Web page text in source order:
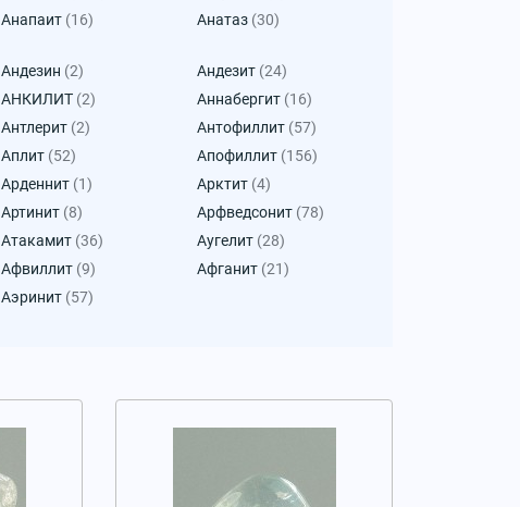
Анапаит (16) Анатаз (30)
Андезин (2) Андезит (24)
АНКИЛИТ (2) Аннабергит (16)
Антлерит (2) Антофиллит (57)
Аплит (52) Апофиллит (156)
Арденнит (1) Арктит (4)
Артинит (8) Арфведсонит (78)
Атакамит (36) Аугелит (28)
Афвиллит (9) Афганит (21)
Аэринит (57)